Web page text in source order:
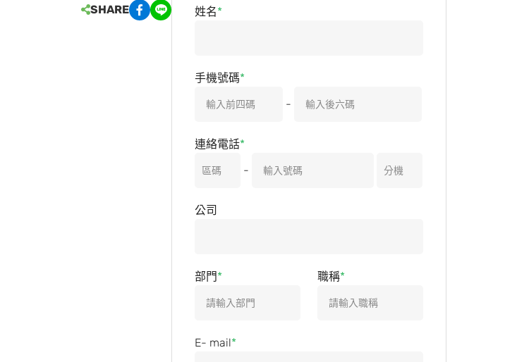
SHARE 姓名
手機號碼
-
連絡電話
-
公司
部門 職稱
E- mail